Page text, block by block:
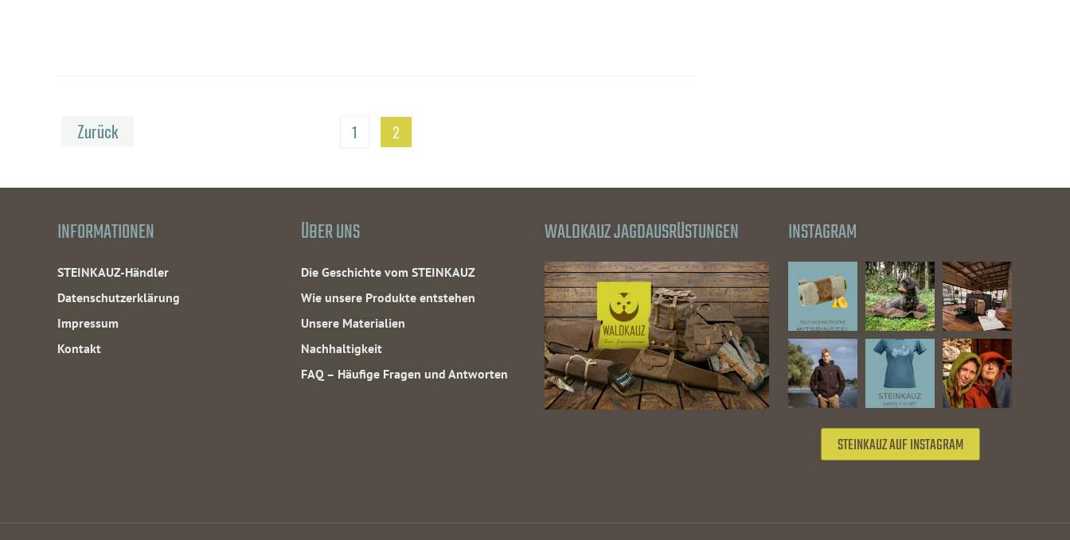
Zurück 1 2
INFORMATIONEN
STEINKAUZ-Händler
Datenschutzerklärung
Impressum
Kontakt
ÜBER UNS
Die Geschichte vom STEINKAUZ
Wie unsere Produkte entstehen
Unsere Materialien
Nachhaltigkeit
FAQ – Häufige Fragen und Antworten
WALDKAUZ JAGDAUSRÜSTUNGEN INSTAGRAM
STEINKAUZ AUF INSTAGRAM